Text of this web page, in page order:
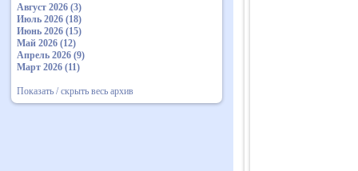
Август 2026 (3)
Июль 2026 (18)
Июнь 2026 (15)
Май 2026 (12)
Апрель 2026 (9)
Март 2026 (11)
Показать / скрыть весь архив